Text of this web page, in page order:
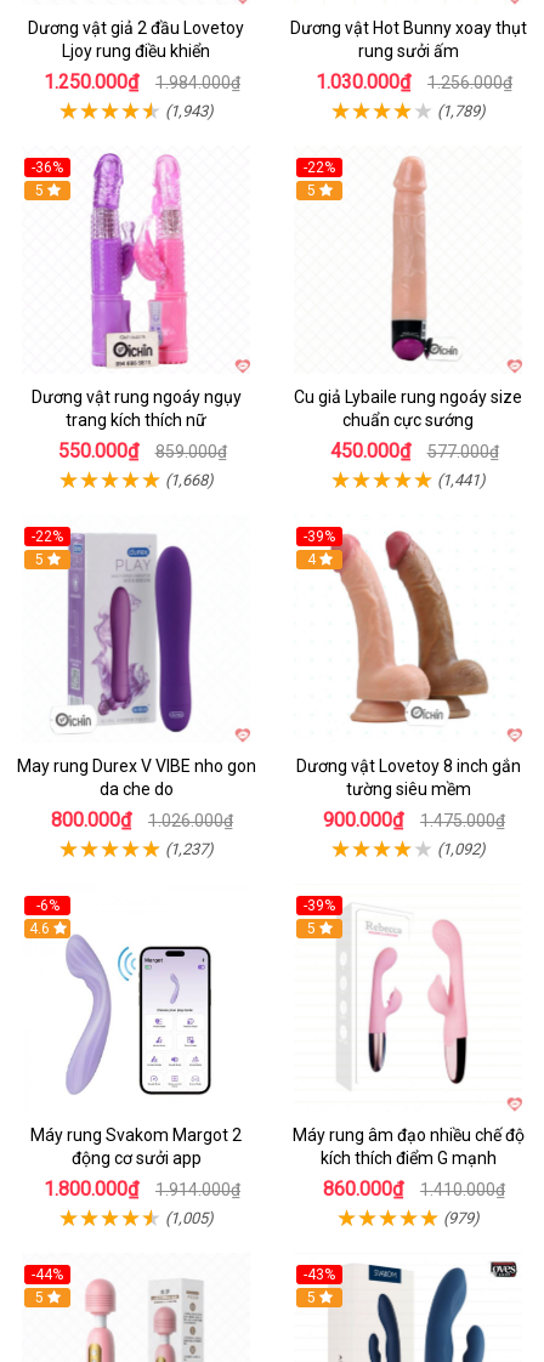
Dương vật giả 2 đầu Lovetoy
Ljoy rung điều khiển
1.250.000₫ 1.984.000₫
(1,943)
Dương vật Hot Bunny xoay thụt
rung sưởi ấm
1.030.000₫ 1.256.000₫
(1,789)
-36%
Hot
5
Dương vật rung ngoáy ngụy
trang kích thích nữ
550.000₫ 859.000₫
(1,668)
-22%
Hot
5
Cu giả Lybaile rung ngoáy size
chuẩn cực sướng
450.000₫ 577.000₫
(1,441)
-22%
Hot
5
May rung Durex V VIBE nho gon
da che do
800.000₫ 1.026.000₫
(1,237)
-39%
Hot
4
Dương vật Lovetoy 8 inch gắn
tường siêu mềm
900.000₫ 1.475.000₫
(1,092)
-6%
4.6
Máy rung Svakom Margot 2
động cơ sưởi app
1.800.000₫ 1.914.000₫
(1,005)
-39%
Hot
5
Máy rung âm đạo nhiều chế độ
kích thích điểm G mạnh
860.000₫ 1.410.000₫
(979)
-44%
Hot
5
-43%
Hot
5